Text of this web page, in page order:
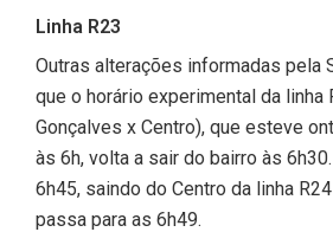
Linha R23
Outras alterações informadas pela
que o horário experimental da linha
Gonçalves x Centro), que esteve
às 6h, volta a sair do bairro às
6h45, saindo do Centro da linha
passa para as 6h49.